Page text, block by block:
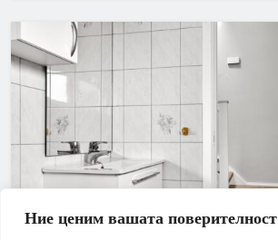
Ние ценим вашата поверителност